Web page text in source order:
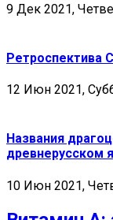
9 Дек 2021,
Ретроспектива
12 Июн 2021,
Названия
древнерусском
10 Июн 2021,